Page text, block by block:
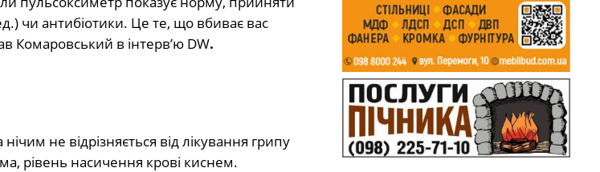
чи антибіотики. Це те, що вбиває вас
Комаровський в інтерв’ю DW.
не відрізняється від лікування грипу
рівень насичення крові киснем.